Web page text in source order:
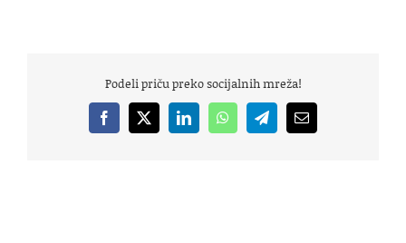
Podeli priču preko socijalnih mreža!
Facebook
X LinkedInWhatsAppTelegramEmail